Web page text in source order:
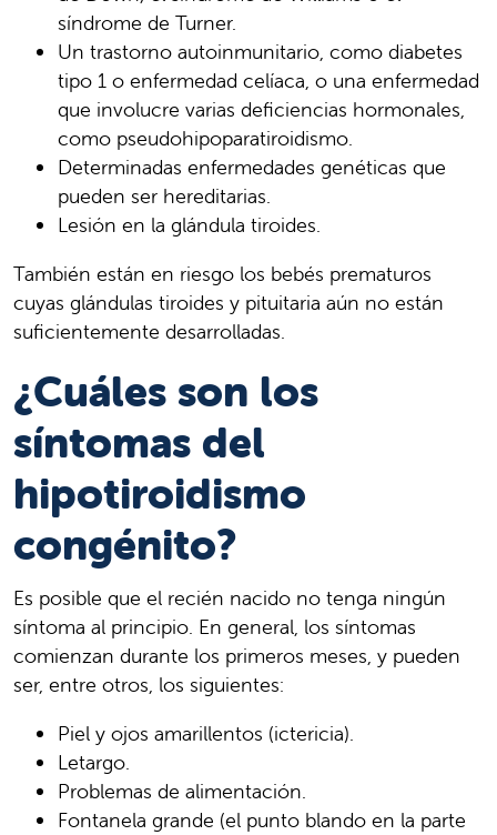
síndrome de Turner.
Un trastorno autoinmunitario, como diabetes
tipo 1 o enfermedad celíaca, o una enfermedad
que involucre varias deficiencias hormonales,
como pseudohipoparatiroidismo.
Determinadas enfermedades genéticas que
pueden ser hereditarias.
Lesión en la glándula tiroides.
También están en riesgo los bebés prematuros
cuyas glándulas tiroides y pituitaria aún no están
suficientemente desarrolladas.
¿Cuáles son los
síntomas del
hipotiroidismo
congénito?
Es posible que el recién nacido no tenga ningún
síntoma al principio. En general, los síntomas
comienzan durante los primeros meses, y pueden
ser, entre otros, los siguientes:
Piel y ojos amarillentos (ictericia).
Letargo.
Problemas de alimentación.
Fontanela grande (el punto blando en la parte